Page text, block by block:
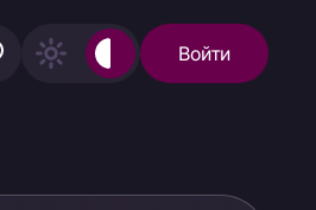
Войти